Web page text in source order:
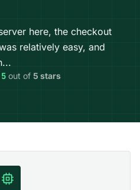
here, the checkout
relatively easy, and
5 out of 5 stars